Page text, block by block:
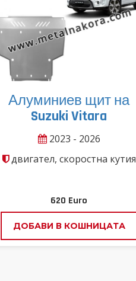
Алуминиев щит на
Suzuki Vitara
2023 - 2026
двигател, скоростна кутия
620 Euro
ДОБАВИ В КОШНИЦАТА